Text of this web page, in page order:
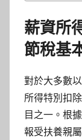
薪資所
節稅基
對於大多數
所得特別扣
目之一。根
報受扶養親